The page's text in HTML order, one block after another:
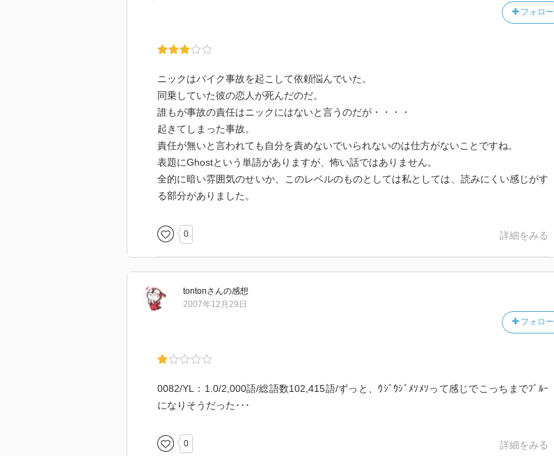
フォロー
ニックはバイク事故を起こして依頼悩んでいた。
同乗していた彼の恋人が死んだのだ。
誰もが事故の責任はニックにはないと言うのだが・・・・
起きてしまった事故。
責任が無いと言われても自分を責めないでいられないのは仕方がないことですね。
表題にGhostという単語がありますが、怖い話ではありません。
全的に暗い雰囲気のせいか、このレベルのものとしては私としては、読みにくい感じがす
る部分がありました。
0 詳細をみる
tontonさんの感想
フォロー
2007年12月29日
0082/YL：1.0/2,000語/総語数102,415語/ずっと、ｳｼﾞｳｼﾞﾒｿﾒｿって感じでこっちまでﾌﾞﾙｰ
になりそうだった･･･
0 詳細をみる